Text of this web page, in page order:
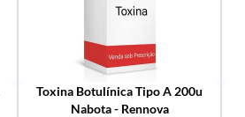
Toxina Botulínica Tipo A 200u
Nabota - Rennova